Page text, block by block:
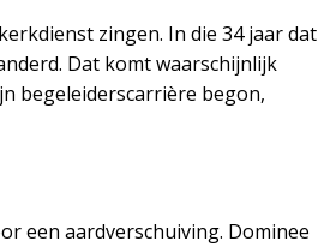
zingen. In die 34 jaar dat
Dat komt waarschijnlijk
begeleiderscarrière begon,
een aardverschuiving. Dominee